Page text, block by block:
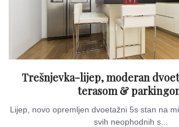
Trešnjevka-lijep, moderan
terasom &
Lijep, novo opremljen dvoetažni 5s stan na
svih neophodnih s...